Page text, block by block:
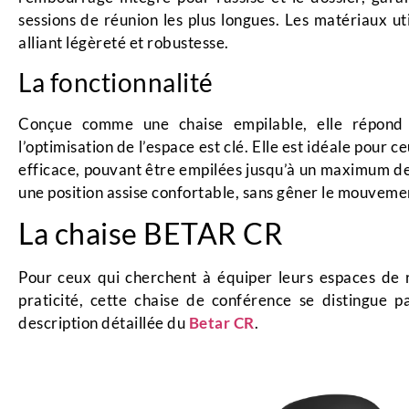
sessions de réunion les plus longues. Les matériaux
alliant légèreté et robustesse.
La fonctionnalité
Conçue comme une chaise empilable, elle
l’optimisation de l’espace est clé. Elle est idéale pour
efficace, pouvant être empilées jusqu’à un maximum
une position assise confortable, sans gêner le
La chaise BETAR CR
Pour ceux qui cherchent à équiper leurs espaces
praticité, cette chaise de conférence se distingue
description détaillée du Betar CR.